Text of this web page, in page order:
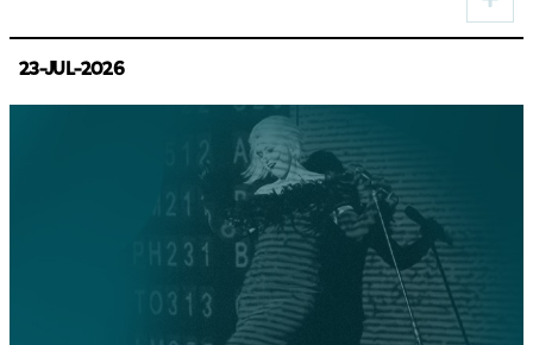
23-JUL-2026